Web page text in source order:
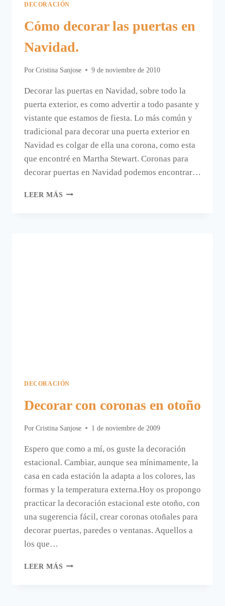
DECORACIÓN
Cómo decorar las puertas en
Navidad.
Por Cristina Sanjose 9 de noviembre de 2010
Decorar las puertas en Navidad, sobre todo la
puerta exterior, es como advertir a todo pasante y
vistante que estamos de fiesta. Lo más común y
tradicional para decorar una puerta exterior en
Navidad es colgar de ella una corona, como esta
que encontré en Martha Stewart. Coronas para
decorar puertas en Navidad podemos encontrar…
LEER MÁS CÓMO
DECORACIÓN
Decorar con coronas en otoño
Por Cristina Sanjose 1 de noviembre de 2009
Espero que como a mí, os guste la decoración
estacional. Cambiar, aunque sea mínimamente, la
casa en cada estación la adapta a los colores, las
formas y la temperatura externa.Hoy os propongo
practicar la decoración estacional este otoño, con
una sugerencia fácil, crear coronas otoñales para
decorar puertas, paredes o ventanas. Aquellos a
los que…
LEER MÁS DECORAR